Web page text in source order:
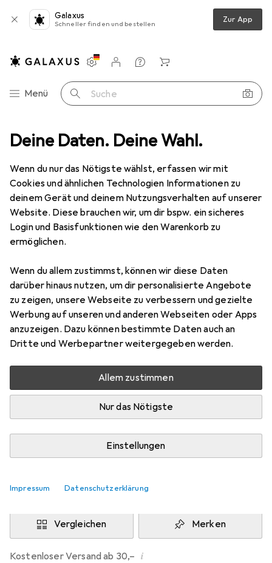
Deine Daten. Deine Wahl.
Wenn du nur das Nötigste wählst, erfassen wir mit
Cookies und ähnlichen Technologien Informationen zu
deinem Gerät und deinem Nutzungsverhalten auf unserer
Website. Diese brauchen wir, um dir bspw. ein sicheres
Login und Basisfunktionen wie den Warenkorb zu
ermöglichen.
Wenn du allem zustimmst, können wir diese Daten
darüber hinaus nutzen, um dir personalisierte Angebote
zu zeigen, unsere Webseite zu verbessern und gezielte
Werbung auf unseren und anderen Webseiten oder Apps
anzuzeigen. Dazu können bestimmte Daten auch an
Dritte und Werbepartner weitergegeben werden.
Allem zustimmen
Nur das Nötigste
Einstellungen
Impressum Datenschutzerklärung
Galaxus
Schneller finden und bestellen Zur App
Navigation nach Kategorien
Menü Suche
Einstellungen
Kundenkonto
Vergleichslisten
Merklisten
Warenkorb
Bekleidung Shirts Urban Classics Ladies Off Shoulder Rib Tee
15 Bilder
Urban Classics Ladies Off Shoulder Rib
XL
Preis in EUR inkl. MwSt.
EUR
20,55
Bewertungen Marke
Mehr von Urban Classics
Mehr als 10 Stück an Lager beim Drittanbieter
Lieferort angeben für genaue Lieferzeit
StockNet ConnectFR
In den Warenkorb
Vergleichen Merken
Kostenloser Versand ab 30,– i